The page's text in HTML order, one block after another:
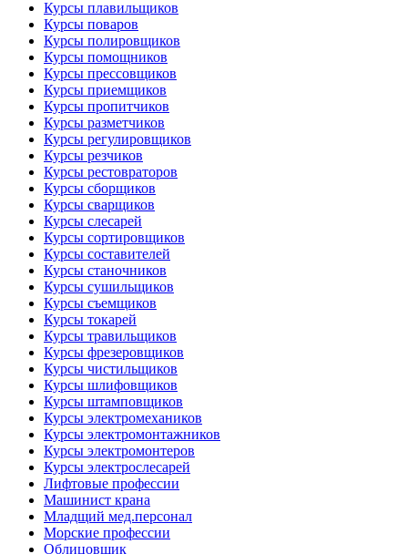
Курсы плавильщиков
Курсы поваров
Курсы полировщиков
Курсы помощников
Курсы прессовщиков
Курсы приемщиков
Курсы пропитчиков
Курсы разметчиков
Курсы регулировщиков
Курсы резчиков
Курсы рестовраторов
Курсы сборщиков
Курсы сварщиков
Курсы слесарей
Курсы сортировщиков
Курсы составителей
Курсы станочников
Курсы сушильщиков
Курсы съемщиков
Курсы токарей
Курсы травильщиков
Курсы фрезеровщиков
Курсы чистильщиков
Курсы шлифовщиков
Курсы штамповщиков
Курсы электромехаников
Курсы электромонтажников
Курсы электромонтеров
Курсы электрослесарей
Лифтовые профессии
Машинист крана
Младщий мед.персонал
Морские профессии
Облицовщик